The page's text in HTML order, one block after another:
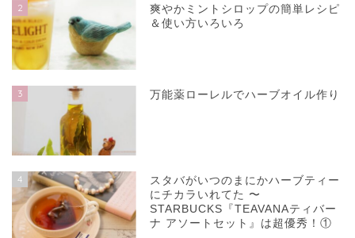
2
爽やかミントシロップの簡単レシピ
＆使い方いろいろ
3 万能薬ローレルでハーブオイル作り
4
スタバがいつのまにかハーブティー
にチカラいれてた 〜
STARBUCKS『TEAVANAティバー
ナ アソートセット』は超優秀！①